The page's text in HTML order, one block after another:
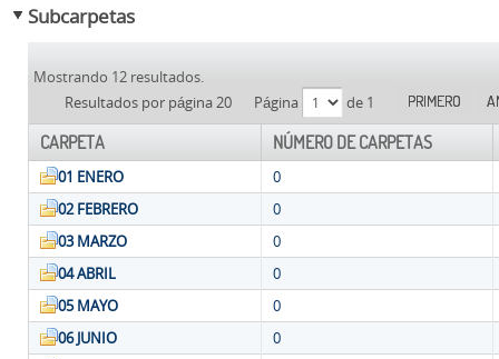
Subcarpetas
Mostrando 12 resultados.
Resultados por página 20
Página de 1 PRIMERO
CARPETA NÚMERO DE CARPETAS
01 ENERO
0
02 FEBRERO
0
03 MARZO
0
04 ABRIL
0
05 MAYO
0
06 JUNIO
0